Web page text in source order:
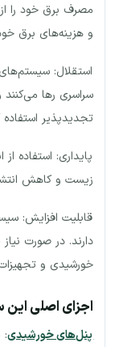
مصرف برق خود را
و هزینه‌های برق
استقلال:
سراسری رها
تجدیدپذیر استفاده
پایداری: استفاده
زیست و کاهش
قابلیت افزایش:
دارند. در صورت
خورشیدی و
اجزای اصلی
پنل‌های خورشیدی: